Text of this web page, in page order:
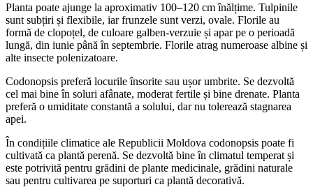
Planta poate ajunge la aproximativ 100–120 cm înălțime. Tulpinile
sunt subțiri și flexibile, iar frunzele sunt verzi, ovale. Florile au
formă de clopoțel, de culoare galben-verzuie și apar pe o perioadă
lungă, din iunie până în septembrie. Florile atrag numeroase albine și
alte insecte polenizatoare.
Codonopsis preferă locurile însorite sau ușor umbrite. Se dezvoltă
cel mai bine în soluri afânate, moderat fertile și bine drenate. Planta
preferă o umiditate constantă a solului, dar nu tolerează stagnarea
apei.
În condițiile climatice ale Republicii Moldova codonopsis poate fi
cultivată ca plantă perenă. Se dezvoltă bine în climatul temperat și
este potrivită pentru grădini de plante medicinale, grădini naturale
sau pentru cultivarea pe suporturi ca plantă decorativă.